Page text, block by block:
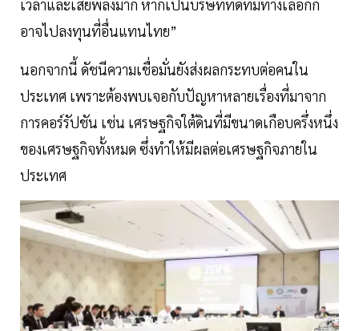
เวลาและเสียพลังมาก หากเป็นบริษัทที่ดีที่มีทางเลือกก็
อาจไปลงทุนที่อื่นแทนไทย”
นอกจากนี้ ดัชนีความเชื่อมั่นยังส่งผลกระทบต่อคนใน
ประเทศ เพราะต้องพบเจอกับปัญหาหลายเรื่องที่มาจาก
การคอร์รัปชัน เช่น เศรษฐกิจใต้ดินที่มีขนาดเกือบครึ่งหนึ่ง
ของเศรษฐกิจทั้งหมด ซึ่งทำให้มีผลต่อเศรษฐกิจภายใน
ประเทศ